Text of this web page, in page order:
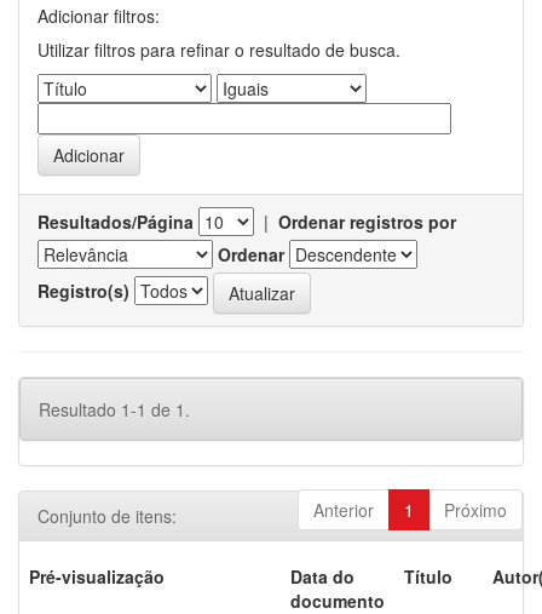
Adicionar filtros:
Utilizar filtros para refinar o resultado de busca.
Resultados/Página | Ordenar registros por
Ordenar
Registro(s)
Resultado 1-1 de 1.
Anterior 1 Próximo
Conjunto de itens:
Pré-visualização
Data do
documento
Título